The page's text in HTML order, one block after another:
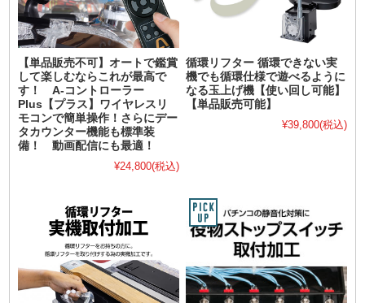
【単品販売不可】オートで鑑賞
して楽しむならこれが最高で
す！ A-コントローラー
Plus【プラス】ワイヤレスリ
モコンで簡単操作！さらにデー
タカウンター機能も標準装
備！ 動画配信にも最適！
¥24,800(税込)
循環リフター 循環できない実
機でも循環仕様で遊べるように
なる玉上げ機【使い回し可能】
【単品販売可能】
¥39,800(税込)